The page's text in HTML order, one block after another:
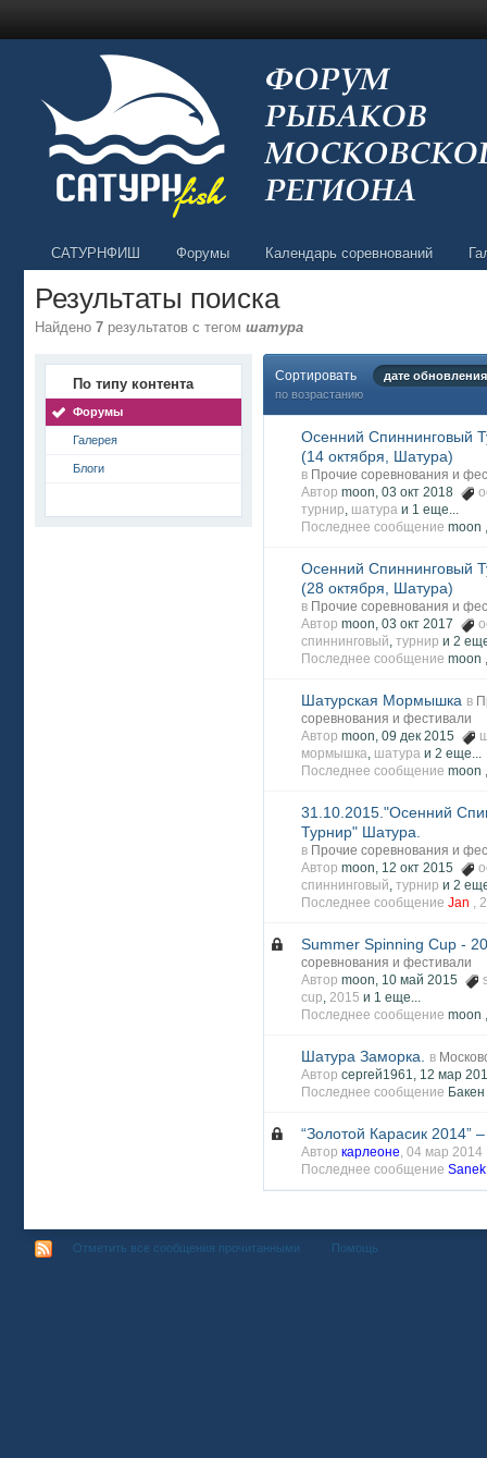
САТУРНФИШ Форумы Календарь соревнований
Результаты поиска
Найдено 7 результатов с тегом шатура
По типу контента
Форумы
Галерея
Блоги
Сортировать
дате обновления
по возрастанию
Осенний Спиннинговый
(14 октября, Шатура)
в Прочие соревнования и
Автор moon, 03 окт 2018
турнир, шатура и 1 еще...
Последнее сообщение moon
Осенний Спиннинговый
(28 октября, Шатура)
в Прочие соревнования и
Автор moon, 03 окт 2017
спиннинговый, турнир и 2
Последнее сообщение moon
Шатурская Мормышка в
соревнования и фестивали
Автор moon, 09 дек 2015
мормышка, шатура и 2 еще...
Последнее сообщение moon
31.10.2015."Осенний
Турнир" Шатура.
в Прочие соревнования и
Автор moon, 12 окт 2015
спиннинговый, турнир и 2
Последнее сообщение Jan ,
Summer Spinning Cup -
соревнования и фестивали
Автор moon, 10 май 2015
cup, 2015 и 1 еще...
Последнее сообщение moon
Шатура Заморка. в
Автор сергей1961, 12 мар
Последнее сообщение
“Золотой Карасик 2014”
Автор карлеоне, 04 мар
Последнее сообщение Sanek
Отметить все сообщения прочитанными Помощь